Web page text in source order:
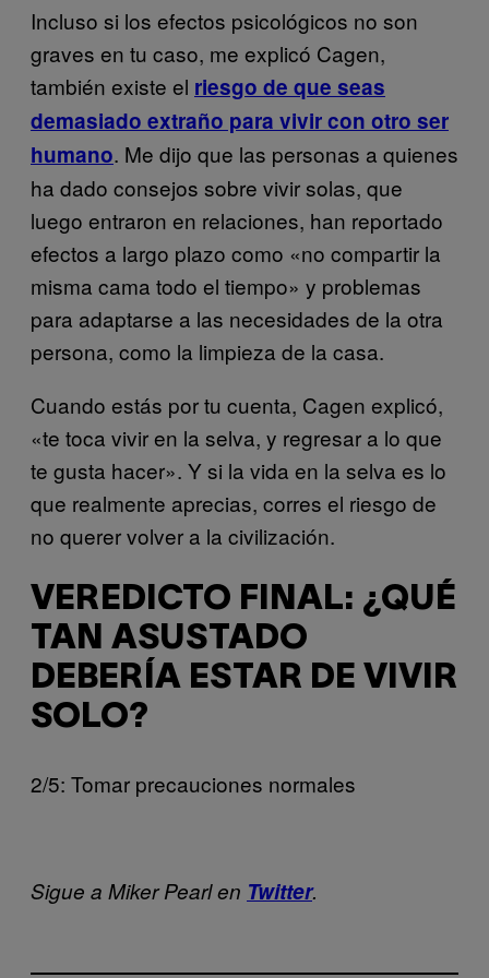
Incluso si los efectos psicológicos no son
graves en tu caso, me explicó Cagen,
también existe el riesgo de que seas
demasiado extraño para vivir con otro ser
humano. Me dijo que las personas a quienes
ha dado consejos sobre vivir solas, que
luego entraron en relaciones, han reportado
efectos a largo plazo como «no compartir la
misma cama todo el tiempo» y problemas
para adaptarse a las necesidades de la otra
persona, como la limpieza de la casa.
Cuando estás por tu cuenta, Cagen explicó,
«te toca vivir en la selva, y regresar a lo que
te gusta hacer». Y si la vida en la selva es lo
que realmente aprecias, corres el riesgo de
no querer volver a la civilización.
VEREDICTO FINAL: ¿QUÉ
TAN ASUSTADO
DEBERÍA ESTAR DE VIVIR
SOLO?
2/5: Tomar precauciones normales
Sigue a Miker Pearl en Twitter.